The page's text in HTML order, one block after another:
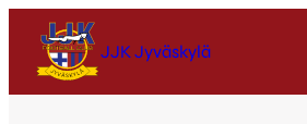
JJK Jyväskylä